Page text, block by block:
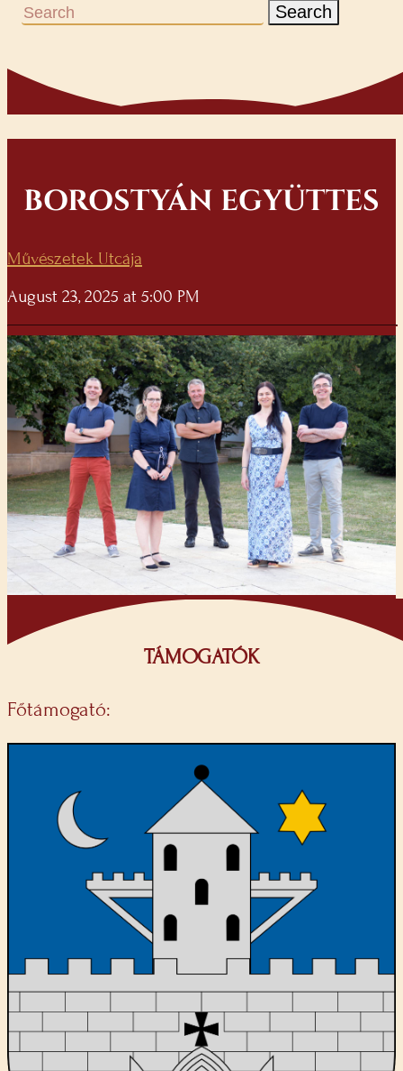
Search
BOROSTYÁN EGYÜTTES
Művészetek Utcája
August 23, 2025 at 5:00 PM
TÁMOGATÓK
Főtámogató: